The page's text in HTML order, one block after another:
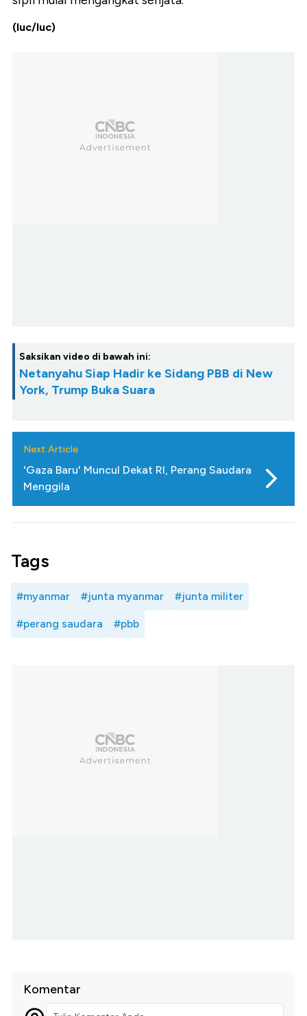
(luc/luc)
Saksikan video di bawah ini:
Netanyahu Siap Hadir ke Sidang PBB di New
York, Trump Buka Suara
Next Article
'Gaza Baru' Muncul Dekat RI, Perang Saudara
Menggila
Tags
#myanmar #junta myanmar #junta militer
#perang saudara #pbb
Komentar